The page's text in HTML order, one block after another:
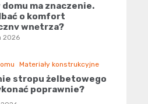
domu ma znaczenie.
o komfort
wnętrza?
2026
Materiały konstrukcyjne
stropu żelbetowego
poprawnie?